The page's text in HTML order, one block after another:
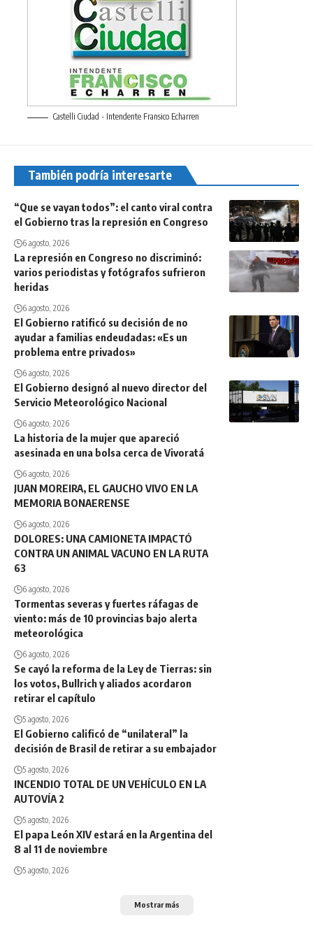
Castelli Ciudad - Intendente Fransico Echarren
También podría interesarte
“Que se vayan todos”: el canto viral contra
el Gobierno tras la represión en Congreso
6 agosto, 2026
La represión en Congreso no discriminó:
varios periodistas y fotógrafos sufrieron
heridas
6 agosto, 2026
El Gobierno ratificó su decisión de no
ayudar a familias endeudadas: «Es un
problema entre privados»
6 agosto, 2026
El Gobierno designó al nuevo director del
Servicio Meteorológico Nacional
6 agosto, 2026
La historia de la mujer que apareció
asesinada en una bolsa cerca de Vivoratá
6 agosto, 2026
JUAN MOREIRA, EL GAUCHO VIVO EN LA
MEMORIA BONAERENSE
6 agosto, 2026
DOLORES: UNA CAMIONETA IMPACTÓ
CONTRA UN ANIMAL VACUNO EN LA RUTA
63
6 agosto, 2026
Tormentas severas y fuertes ráfagas de
viento: más de 10 provincias bajo alerta
meteorológica
6 agosto, 2026
Se cayó la reforma de la Ley de Tierras: sin
los votos, Bullrich y aliados acordaron
retirar el capítulo
5 agosto, 2026
El Gobierno calificó de “unilateral” la
decisión de Brasil de retirar a su embajador
5 agosto, 2026
INCENDIO TOTAL DE UN VEHÍCULO EN LA
AUTOVÍA 2
5 agosto, 2026
El papa León XIV estará en la Argentina del
8 al 11 de noviembre
5 agosto, 2026
Mostrar más